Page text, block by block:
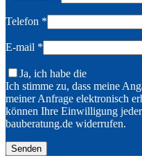
Telefon *
E-mail *
Ja, ich habe die
Ich stimme zu, dass meine
meiner Anfrage elektronisch
können Ihre Einwilligung
bauberatung.de widerrufen.